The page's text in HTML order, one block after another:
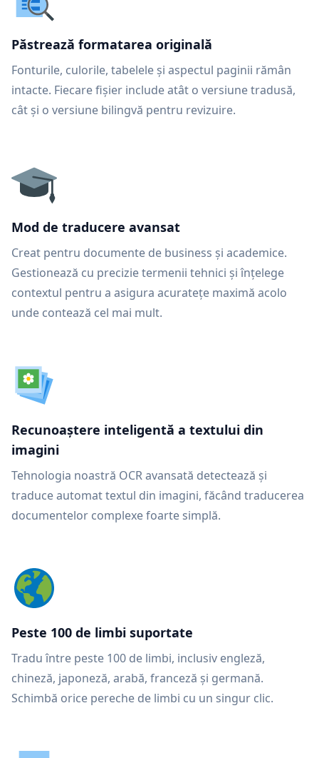
Păstrează formatarea originală
Fonturile, culorile, tabelele și aspectul paginii rămân
intacte. Fiecare fișier include atât o versiune tradusă,
cât și o versiune bilingvă pentru revizuire.
Mod de traducere avansat
Creat pentru documente de business și academice.
Gestionează cu precizie termenii tehnici și înțelege
contextul pentru a asigura acuratețe maximă acolo
unde contează cel mai mult.
Recunoaștere inteligentă a textului din
imagini
Tehnologia noastră OCR avansată detectează și
traduce automat textul din imagini, făcând traducerea
documentelor complexe foarte simplă.
Peste 100 de limbi suportate
Tradu între peste 100 de limbi, inclusiv engleză,
chineză, japoneză, arabă, franceză și germană.
Schimbă orice pereche de limbi cu un singur clic.